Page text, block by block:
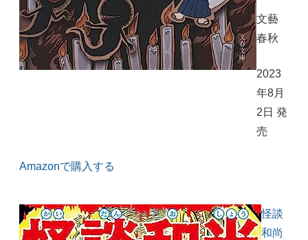
文藝
春秋
2023
年8月
2日 発
売
Amazonで購入する
怪談
和尚